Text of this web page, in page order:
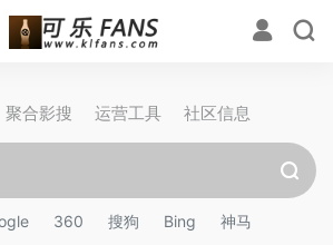
聚合影搜 运营工具 社区信息
360 搜狗 Bing 神马